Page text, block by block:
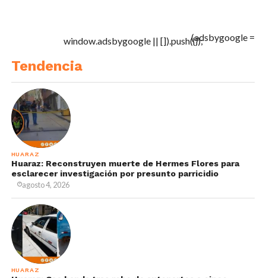
(adsbygoogle =
window.adsbygoogle || []).push({});
Tendencia
HUARAZ
Huaraz: Reconstruyen muerte de Hermes Flores para
esclarecer investigación por presunto parricidio
agosto 4, 2026
HUARAZ